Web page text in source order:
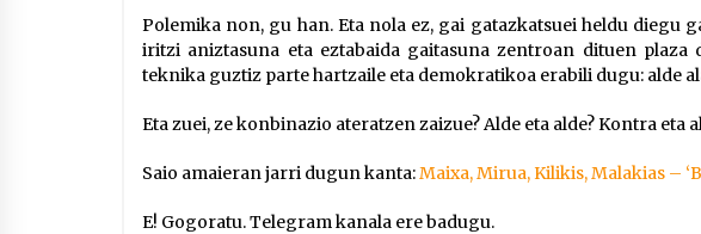
Polemika non, gu han. Eta nola ez, gai gatazkatsuei heldu diegu
iritzi aniztasuna eta eztabaida gaitasuna zentroan dituen plaza
teknika guztiz parte hartzaile eta demokratikoa erabili dugu: alde
Eta zuei, ze konbinazio ateratzen zaizue? Alde eta alde? Kontra eta
Saio amaieran jarri dugun kanta:Maixa, Mirua, Kilikis, Malakias –
E! Gogoratu. Telegram kanala ere badugu.